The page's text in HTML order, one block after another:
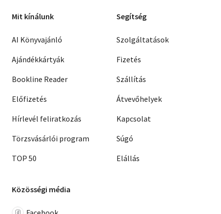
Mit kínálunk
AI Könyvajánló
Ajándékkártyák
Bookline Reader
Előfizetés
Hírlevél feliratkozás
Törzsvásárlói program
TOP 50
Segítség
Szolgáltatások
Fizetés
Szállítás
Átvevőhelyek
Kapcsolat
Súgó
Elállás
Közösségi média